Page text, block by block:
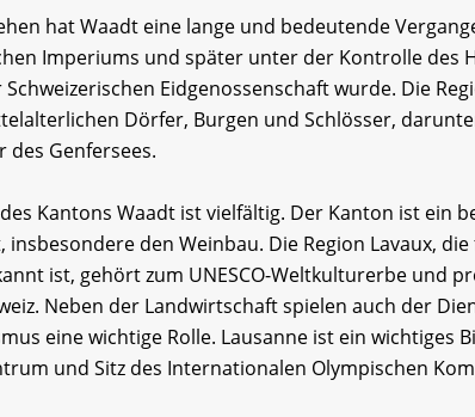
hat Waadt eine lange und bedeutende
Imperiums und später unter der Kontrolle des
Schweizerischen Eidgenossenschaft wurde. Die
Dörfer, Burgen und Schlösser,
des Genfersees.
Kantons Waadt ist vielfältig. Der Kanton ist ein
insbesondere den Weinbau. Die Region Lavaux,
ist, gehört zum UNESCO-Weltkulturerbe und
Neben der Landwirtschaft spielen auch der
eine wichtige Rolle. Lausanne ist ein wichtiges
und Sitz des Internationalen Olympischen